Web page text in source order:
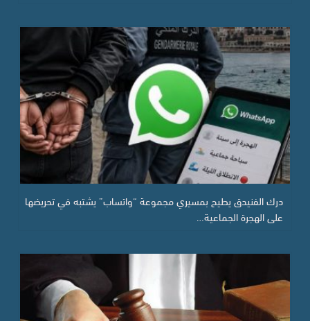
درك الفنيدق يطيح بمسيري مجموعة “واتساب” يشتبه في تحريضها
على الهجرة الجماعية…